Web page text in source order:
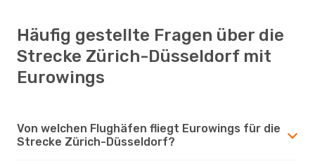
Häufig gestellte Fragen über die
Strecke Zürich-Düsseldorf mit
Eurowings
Von welchen Flughäfen fliegt Eurowings für die
Strecke Zürich-Düsseldorf?